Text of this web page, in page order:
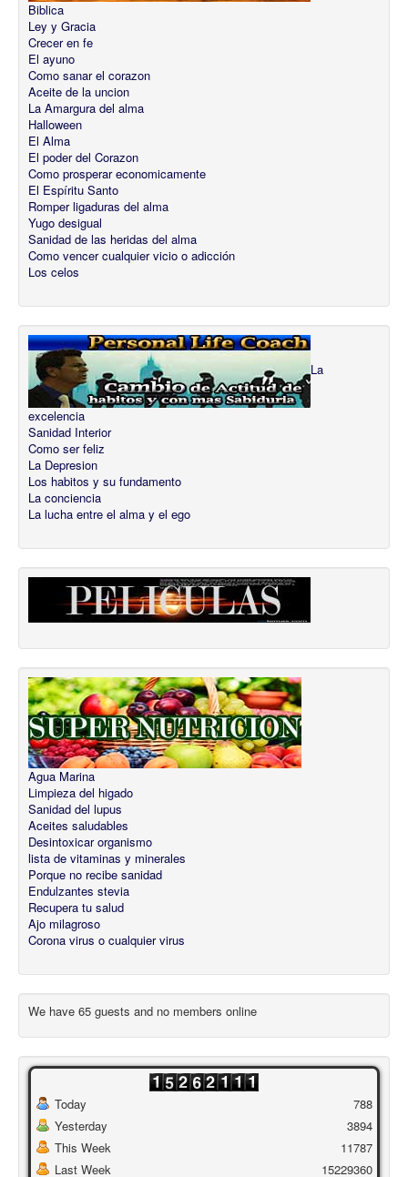
Biblica
Ley y Gracia
Crecer en fe
El ayuno
Como sanar el corazon
Aceite de la uncion
La Amargura del alma
Halloween
El Alma
El poder del Corazon
Como prosperar economicamente
El Espíritu Santo
Romper ligaduras del alma
Yugo desigual
Sanidad de las heridas del alma
Como vencer cualquier vicio o adicción
Los celos
La
excelencia
Sanidad Interior
Como ser feliz
La Depresion
Los habitos y su fundamento
La conciencia
La lucha entre el alma y el ego
Agua Marina
Limpieza del higado
Sanidad del lupus
Aceites saludables
Desintoxicar organismo
lista de vitaminas y minerales
Porque no recibe sanidad
Endulzantes stevia
Recupera tu salud
Ajo milagroso
Corona virus o cualquier virus
We have 65 guests and no members online
Today
Yesterday
This Week
Last Week
788
3894
11787
15229360